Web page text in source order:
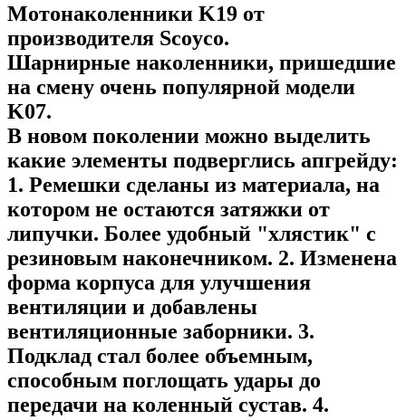
Мотонаколенники K19 от
производителя Scoyco.
Шарнирные наколенники, пришедшие
на смену очень популярной модели
K07.
В новом поколении можно выделить
какие элементы подверглись апгрейду:
1. Ремешки сделаны из материала, на
котором не остаются затяжки от
липучки. Более удобный "хлястик" с
резиновым наконечником. 2. Изменена
форма корпуса для улучшения
вентиляции и добавлены
вентиляционные заборники. 3.
Подклад стал более объемным,
способным поглощать удары до
передачи на коленный сустав. 4.